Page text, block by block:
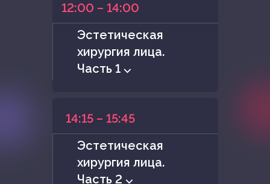
12:00 – 14:00
Эстетическая
хирургия лица.
Часть 1 ⌵
14:15 – 15:45
Эстетическая
хирургия лица.
Часть 2 ⌵